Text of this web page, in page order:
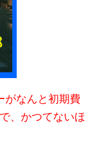
がなんと初期費
、かつてないほ